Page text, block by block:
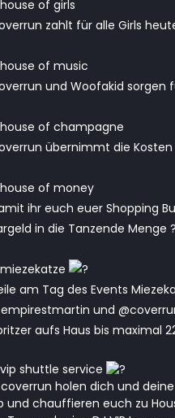
of girls
zahlt für alle Girls
of music
und Woofakid sorgen
of champagne
übernimmt die Kosten
of money
ihr euch euer Shopping
in die Tanzende Menge ?
am Tag des Events
und
aufs Haus bis maximal
shuttle service
holen dich und
und chauffieren euch zu